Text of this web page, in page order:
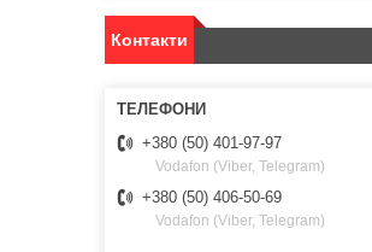
Контакти
+380 (50) 401-97-97
Vodafon (Viber, Telegram)
+380 (50) 406-50-69
Vodafon (Viber, Telegram)